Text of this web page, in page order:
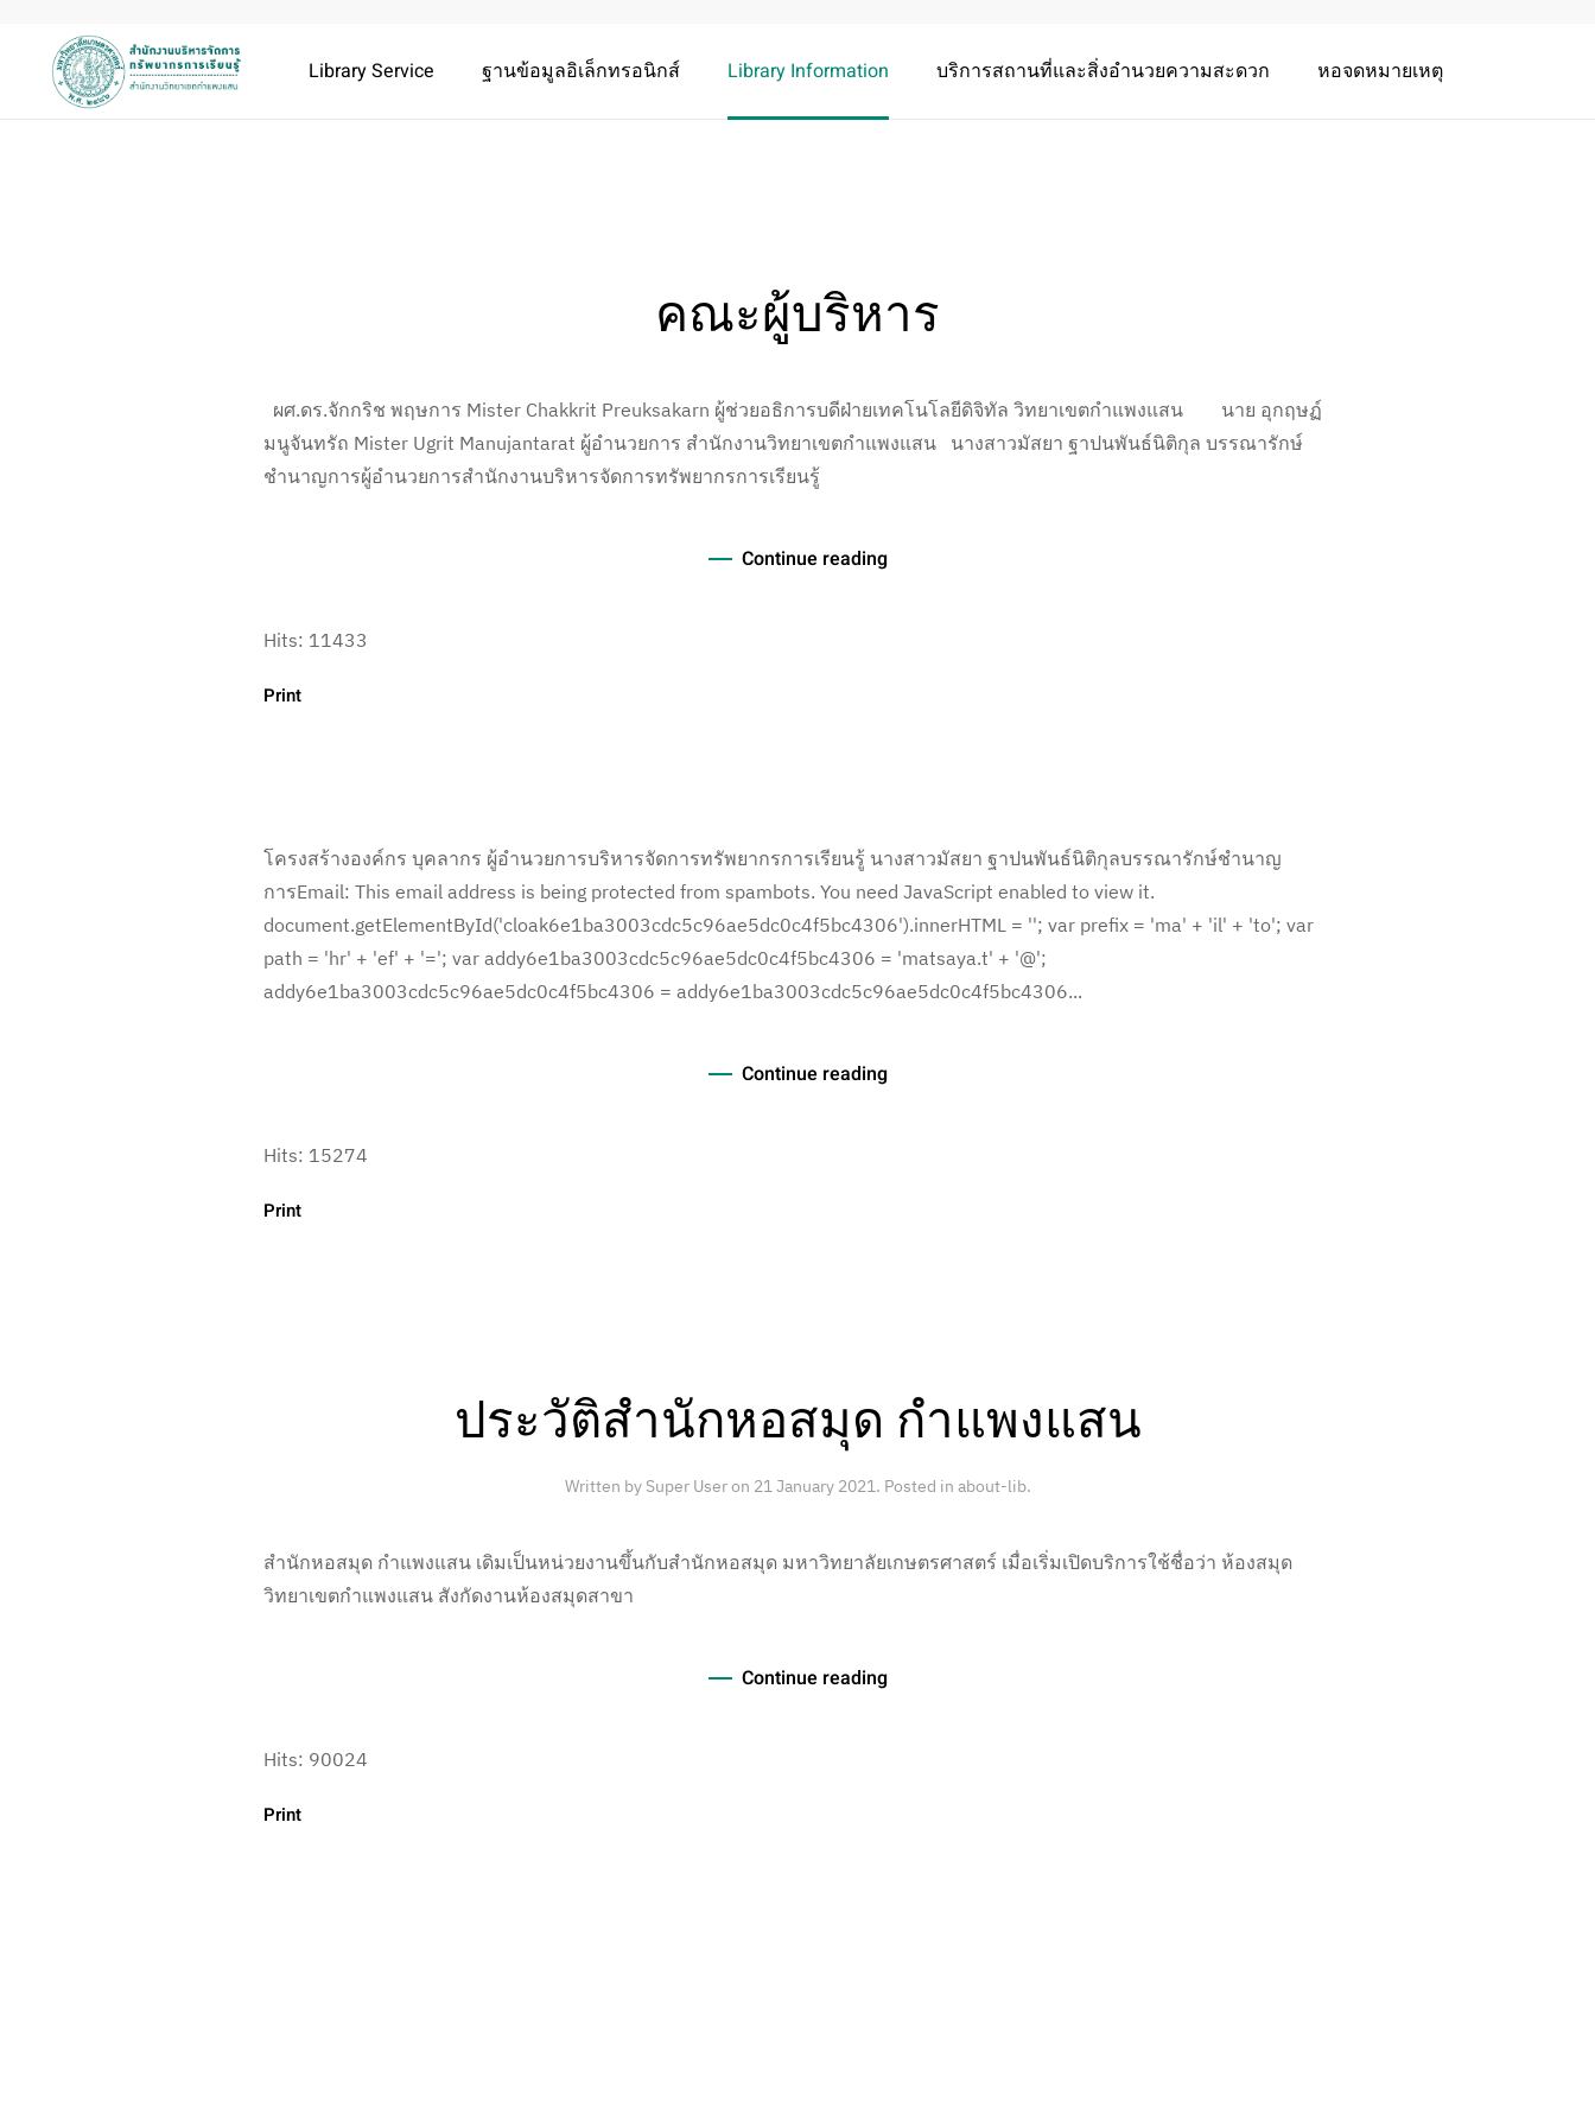
Library Service ฐานข้อมูลอิเล็กทรอนิกส์ Library Information บริการสถานที่และสิ่งอำนวยความสะดวก หอจดหมายเหตุ
คณะผู้บริหาร
ผศ.ดร.จักกริช พฤษการ Mister Chakkrit Preuksakarn ผู้ช่วยอธิการบดีฝ่ายเทคโนโลยีดิจิทัล วิทยาเขตกำแพงแสน นาย อุกฤษฏ์
มนูจันทรัถ Mister Ugrit Manujantarat ผู้อำนวยการ สำนักงานวิทยาเขตกำแพงแสน นางสาวมัสยา ฐาปนพันธ์นิติกุล บรรณารักษ์
ชำนาญการผู้อำนวยการสำนักงานบริหารจัดการทรัพยากรการเรียนรู้
Continue reading
Hits: 11433
Print
โครงสร้างองค์กร บุคลากร ผู้อำนวยการบริหารจัดการทรัพยากรการเรียนรู้ นางสาวมัสยา ฐาปนพันธ์นิติกุลบรรณารักษ์ชำนาญ
การEmail: This email address is being protected from spambots. You need JavaScript enabled to view it.
document.getElementById('cloak6e1ba3003cdc5c96ae5dc0c4f5bc4306').innerHTML = ''; var prefix = 'ma' + 'il' + 'to'; var
path = 'hr' + 'ef' + '='; var addy6e1ba3003cdc5c96ae5dc0c4f5bc4306 = 'matsaya.t' + '@';
addy6e1ba3003cdc5c96ae5dc0c4f5bc4306 = addy6e1ba3003cdc5c96ae5dc0c4f5bc4306...
Continue reading
Hits: 15274
Print
ประวัติสำนักหอสมุด กำแพงแสน
Written by Super User on 21 January 2021. Posted in about-lib.
สำนักหอสมุด กำแพงแสน เดิมเป็นหน่วยงานขึ้นกับสำนักหอสมุด มหาวิทยาลัยเกษตรศาสตร์ เมื่อเริ่มเปิดบริการใช้ชื่อว่า ห้องสมุด
วิทยาเขตกำแพงแสน สังกัดงานห้องสมุดสาขา
Continue reading
Hits: 90024
Print